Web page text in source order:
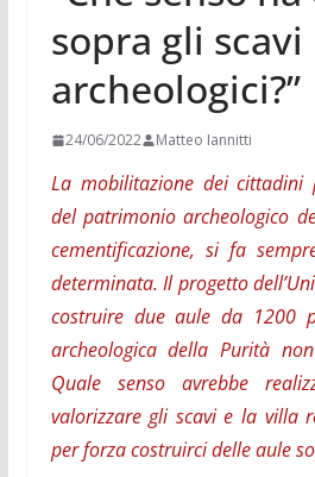
sopra gli scavi
archeologici?”
24/06/2022 Matteo Iannitti
La mobilitazione dei cittadini
del patrimonio archeologico
cementificazione, si fa
determinata. Il progetto
costruire due aule da 1200
archeologica della Purità
Quale senso avrebbe
valorizzare gli scavi e la villa
per forzacostruircidelle aule